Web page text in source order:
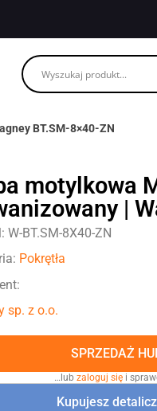
BT.SM-8×40-ZN
motylkowa
|
W-BT.SM-8X40-ZN
Pokrętła
sp. z o.o.
SPRZEDAŻ
…lub zaloguj się i
Kupujesz